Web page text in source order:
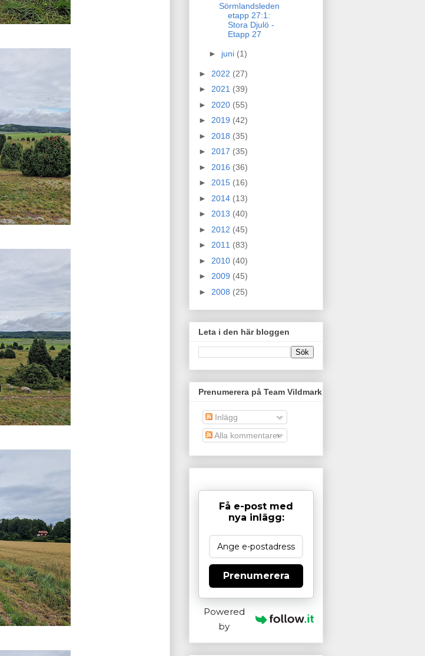
Sörmlandsleden
etapp 27:1:
Stora Djulö -
Etapp 27
► juni (1)
► 2022 (27)
► 2021 (39)
► 2020 (55)
► 2019 (42)
► 2018 (35)
► 2017 (35)
► 2016 (36)
► 2015 (16)
► 2014 (13)
► 2013 (40)
► 2012 (45)
► 2011 (83)
► 2010 (40)
► 2009 (45)
► 2008 (25)
Leta i den här bloggen
Prenumerera på Team Vildmark
Inlägg
Alla kommentarer
Få e-post med
nya inlägg:
Prenumerera
Powered
by